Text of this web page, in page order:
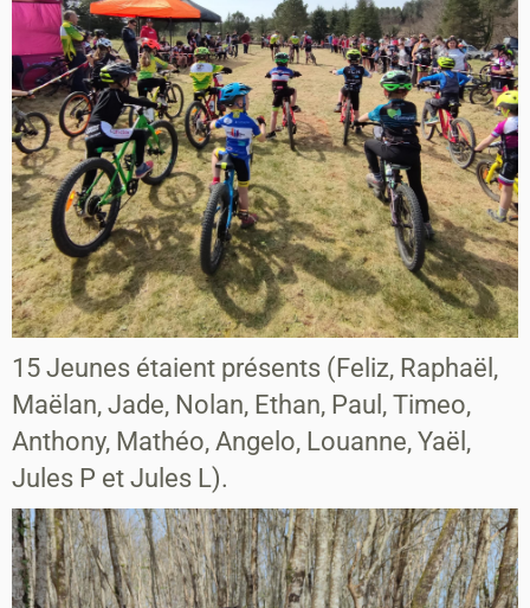
15 Jeunes étaient présents (Feliz, Raphaël,
Maëlan, Jade, Nolan, Ethan, Paul, Timeo,
Anthony, Mathéo, Angelo, Louanne, Yaël,
Jules P et Jules L).